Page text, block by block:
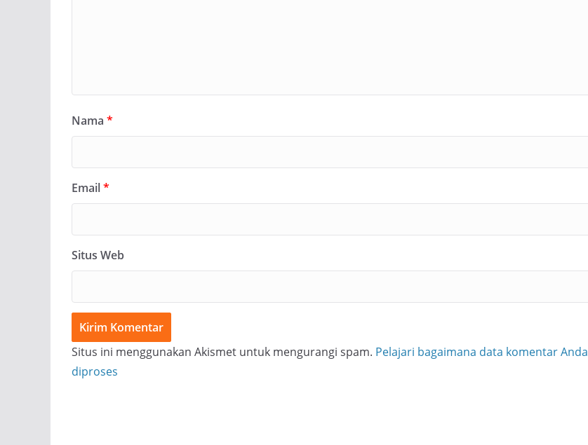
Nama *
Email*
Situs Web
Situs ini menggunakan Akismet untuk mengurangi spam. Pelajari bagaimana data komentar Anda
diproses